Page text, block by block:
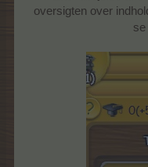
oversigten over
se